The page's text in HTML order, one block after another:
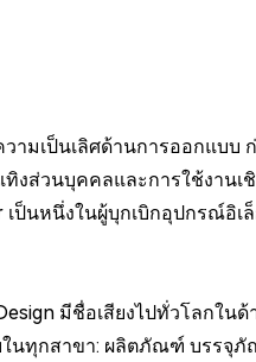
ามเป็นเลิศด้านการออกแบบ
ทิงส่วนบุคคลและการใช้งาน
ป็นหนึ่งในผู้บุกเบิกอุปกรณ์อิเ
มีชื่อเสียงไปทั่วโลกใ
ในทุกสาขา: ผลิตภัณฑ์ บรร